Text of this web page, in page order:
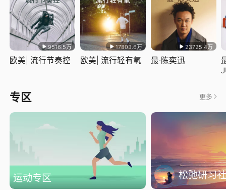
9516.5万
欧美| 流行节奏控
17803.6万
欧美| 流行轻有氧
23725.4万
最·陈奕迅
专区 更多
运动专区 松弛研习社